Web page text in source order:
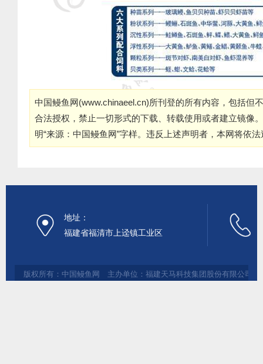
中国鳗鱼网(www.chinaeel.cn)所刊登的所有内容，包括但
合法授权，禁止一切形式的下载、转载使用或者建立镜像
明“来源：中国鳗鱼网”字样。违反上述声明者，本网将依
地址：
福建省福清市上迳镇工业区
版权所有：中国鳗鱼网 主办单位：福建天马科技集团股份有限公司